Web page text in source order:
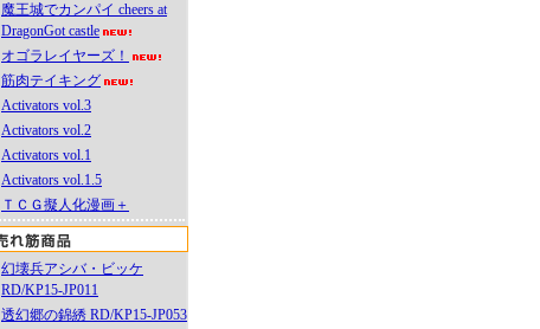
魔王城でカンパイ cheers at
DragonGot castle
オゴラレイヤーズ！
筋肉テイキング
Activators vol.3
Activators vol.2
Activators vol.1
Activators vol.1.5
ＴＣＧ擬人化漫画＋
幻壊兵アシバ・ビッケ
RD/KP15-JP011
透幻郷の錦綉 RD/KP15-JP053